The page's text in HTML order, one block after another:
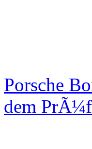
Porsche
dem